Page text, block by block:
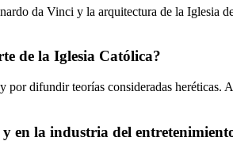
da Vinci y la arquitectura de la Iglesia
de la Iglesia Católica?
difundir teorías consideradas heréticas.
en la industria del